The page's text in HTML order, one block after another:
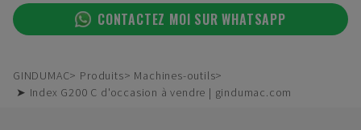
CONTACTEZ MOI SUR WHATSAPP
GINDUMAC Produits
Machines-outils
➤ Index G200 C d'occasion à vendre | gindumac.com